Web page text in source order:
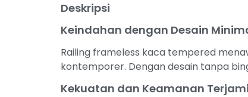
Deskripsi
Keindahan dengan Desain
Railing frameless kaca tempered
kontemporer. Dengan desain tanpa
Kekuatan dan Keamanan